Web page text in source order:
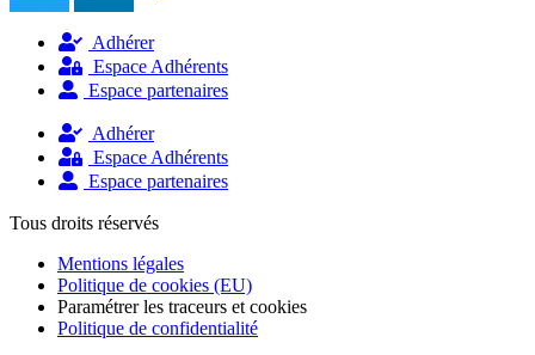
Adhérer
Espace Adhérents
Espace partenaires
Adhérer
Espace Adhérents
Espace partenaires
Tous droits réservés
Mentions légales
Politique de cookies (EU)
Paramétrer les traceurs et cookies
Politique de confidentialité